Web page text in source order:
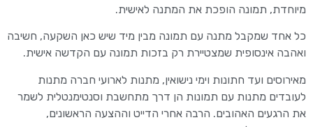
מיוחדת, תמונה הופכת את המתנה לאישית.
כל אחד שמקבל מתנה עם תמונה מבין מיד שיש כאן השקעה, חשיבה
ואהבה אינסופית שמצטיירת רק בזכות תמונה עם הקדשה אישית.
מאירוסים ועד חתונות וימי נישואין, מתנות לארועי חברה מתנות
לעובדים מתנות עם תמונות הן דרך מתחשבת וסנטימנטלית לשמר
את הרגעים האהובים. הרבה אחרי הדייט וההצעה הראשונים,